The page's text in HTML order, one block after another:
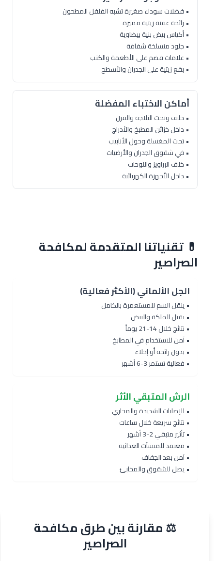
• فضلات سوداء صغيرة تشبه الفلفل المطحون
• رائحة عفنة زيتية مميزة
• أكياس بيض بنية بيضاوية
• جلود منسلخة شفافة
• علامات قضم على الأطعمة والكتب
• بقع زيتية على الجدران والأسطح
أماكن الاختباء المفضلة
• خلف وتحت الثلاجة والفرن
• داخل خزائن المطبخ والأدراج
• تحت المغسلة وحول الأنابيب
• في شقوق الجدران والأرضيات
• خلف البراويز واللوحات
• داخل الأجهزة الكهربائية
💊 تقنياتنا المتقدمة لمكافحة
الصراصير
الجل الألماني (الأكثر فعالية)
• ينقل السم للمستعمرة بالكامل
• يقتل الملكة والبيض
• نتائج خلال 14-21 يوماً
• آمن للاستخدام في المطابخ
• بدون رائحة أو إخلاء
• فعالية تستمر 3-6 أشهر
الرش المتبقي الأثر
• للإصابات الشديدة والمجاري
• نتائج سريعة خلال ساعات
• تأثير متبقي 2-3 أشهر
• معتمد للمنشآت الغذائية
• آمن بعد الجفاف
• يصل للشقوق والمخابئ
⚖️ مقارنة بين طرق مكافحة
الصراصير